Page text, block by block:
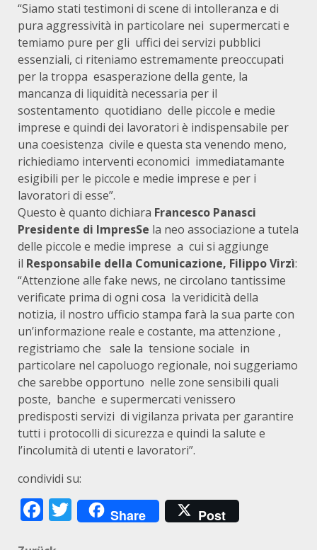
“Siamo stati testimoni di scene di intolleranza e di
pura aggressività in particolare nei supermercati e
temiamo pure per gli uffici dei servizi pubblici
essenziali, ci riteniamo estremamente preoccupati
per la troppa esasperazione della gente, la
mancanza di liquidità necessaria per il
sostentamento quotidiano delle piccole e medie
imprese e quindi dei lavoratori è indispensabile per
una coesistenza civile e questa sta venendo meno,
richiediamo interventi economici immediatamante
esigibili per le piccole e medie imprese e per i
lavoratori di esse”.
Questo è quanto dichiara Francesco Panasci
Presidente di ImpresSe la neo associazione a tutela
delle piccole e medie imprese a cui si aggiunge
il Responsabile della Comunicazione, Filippo Virzì:
“Attenzione alle fake news, ne circolano tantissime
verificate prima di ogni cosa la veridicità della
notizia, il nostro ufficio stampa farà la sua parte con
un’informazione reale e costante, ma attenzione ,
registriamo che sale la tensione sociale in
particolare nel capoluogo regionale, noi suggeriamo
che sarebbe opportuno nelle zone sensibili quali
poste, banche e supermercati venissero
predisposti servizi di vigilanza privata per garantire
tutti i protocolli di sicurezza e quindi la salute e
l’incolumità di utenti e lavoratori”.
condividi su:
Facebook
Twitter
Share Post